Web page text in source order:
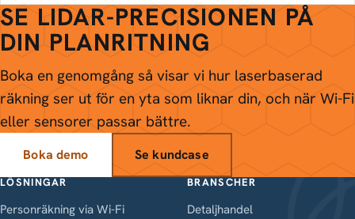
SE LIDAR-PRECISIONEN PÅ
DIN PLANRITNING
Boka en genomgång så visar vi hur laserbaserad
räkning ser ut för en yta som liknar din, och när Wi-Fi
eller sensorer passar bättre.
Boka demo Se kundcase
LÖSNINGAR
Personräkning via Wi-Fi
BRANSCHER
Detaljhandel